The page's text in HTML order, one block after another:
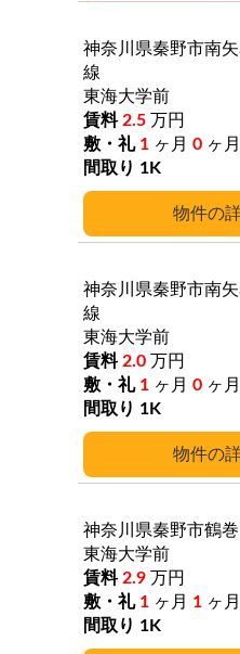
神奈川県秦野市南矢
線
東海大学前
2.5 万円
1 ヶ月 0 ヶ月
1K
神奈川県秦野市南矢
線
東海大学前
2.0 万円
1 ヶ月 0 ヶ月
1K
神奈川県秦野市鶴巻
東海大学前
2.9 万円
1 ヶ月 1 ヶ月
1K